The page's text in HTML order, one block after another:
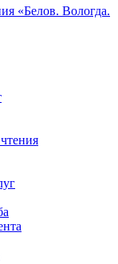
«Белов. Вологда.